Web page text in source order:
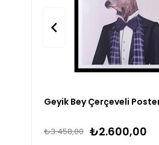
Geyik Bey Çerçeveli
₺2.600,00
₺3.458,00